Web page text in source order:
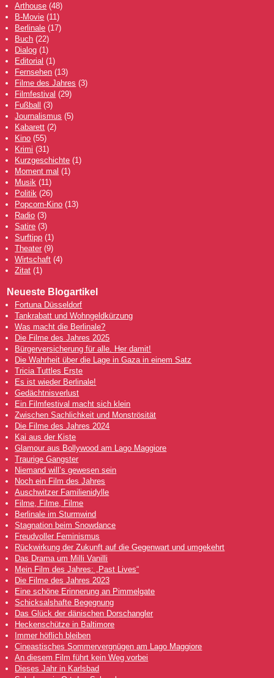
Arthouse (48)
B-Movie (11)
Berlinale (17)
Buch (22)
Dialog (1)
Editorial (1)
Fernsehen (13)
Filme des Jahres (3)
Filmfestival (29)
Fußball (3)
Journalismus (5)
Kabarett (2)
Kino (55)
Krimi (31)
Kurzgeschichte (1)
Moment mal (1)
Musik (11)
Politik (26)
Popcorn-Kino (13)
Radio (3)
Satire (3)
Surftipp (1)
Theater (9)
Wirtschaft (4)
Zitat (1)
Neueste Blogartikel
Fortuna Düsseldorf
Tankrabatt und Wohngeldkürzung
Was macht die Berlinale?
Die Filme des Jahres 2025
Bürgerversicherung für alle. Her damit!
Die Wahrheit über die Lage in Gaza in einem Satz
Tricia Tuttles Erste
Es ist wieder Berlinale!
Gedächtnisverlust
Ein Filmfestival macht sich klein
Zwischen Sachlichkeit und Monströsität
Die Filme des Jahres 2024
Kai aus der Kiste
Glamour aus Bollywood am Lago Maggiore
Traurige Gangster
Niemand will’s gewesen sein
Noch ein Film des Jahres
Auschwitzer Familienidylle
Filme, Filme, Filme
Berlinale im Sturmwind
Stagnation beim Snowdance
Freudvoller Feminismus
Rückwirkung der Zukunft auf die Gegenwart und umgekehrt
Das Drama um Milli Vanilli
Mein Film des Jahres: „Past Lives“
Die Filme des Jahres 2023
Eine schöne Erinnerung an Pimmelgate
Schicksalshafte Begegnung
Das Glück der dänischen Dorschangler
Heckenschütze in Baltimore
Immer höflich bleiben
Cineastisches Sommervergnügen am Lago Maggiore
An diesem Film führt kein Weg vorbei
Dieses Jahr in Karlsbad